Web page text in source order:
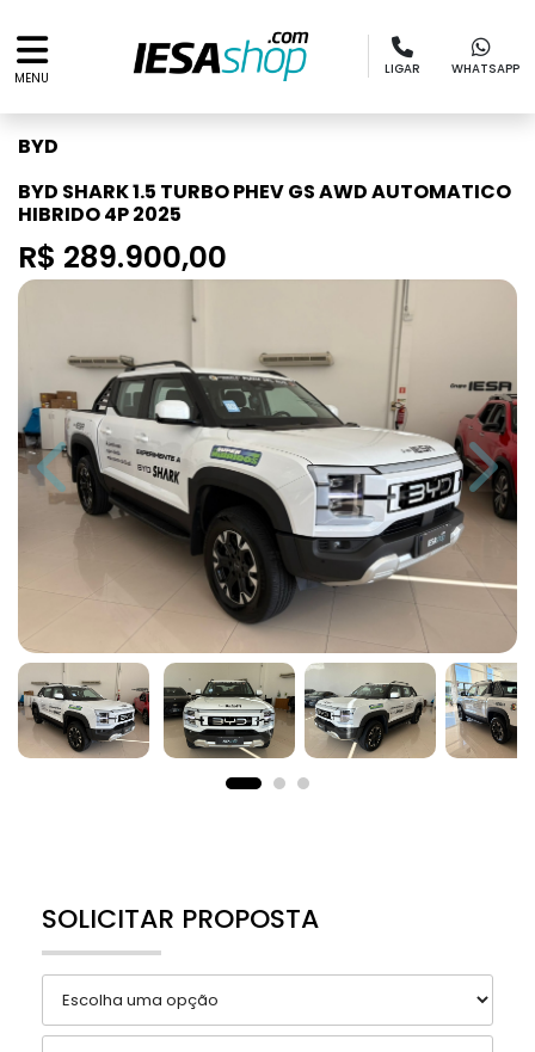
MENU
LIGAR WHATSAPP
BYD
BYD SHARK 1.5 TURBO PHEV GS AWD AUTOMATICO
HIBRIDO 4P 2025
R$ 289.900,00
Previous Next
SOLICITAR PROPOSTA